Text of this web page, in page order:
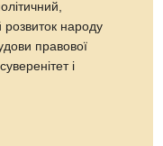
розвиток народу
правової
і